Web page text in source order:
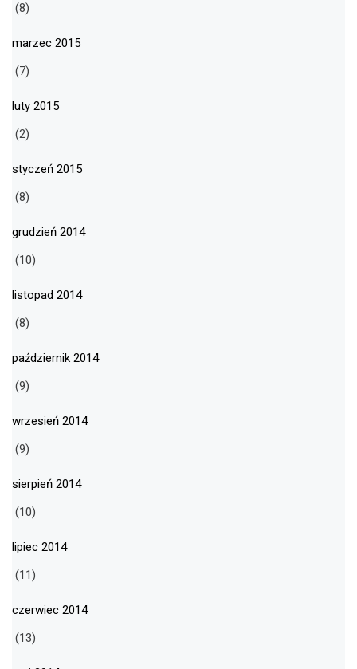
(8)
marzec 2015
(7)
luty 2015
(2)
styczeń 2015
(8)
grudzień 2014
(10)
listopad 2014
(8)
październik 2014
(9)
wrzesień 2014
(9)
sierpień 2014
(10)
lipiec 2014
(11)
czerwiec 2014
(13)